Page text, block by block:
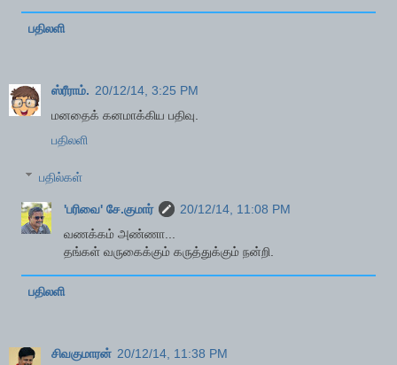
பதிலளி
ஸ்ரீராம். 20/12/14, 3:25 PM
மனதைக் கனமாக்கிய பதிவு.
பதிலளி
பதில்கள்
'பரிவை' சே.குமார்
20/12/14, 11:08 PM
வணக்கம் அண்ணா...
தங்கள் வருகைக்கும் கருத்துக்கும் நன்றி.
பதிலளி
சிவகுமாரன் 20/12/14, 11:38 PM